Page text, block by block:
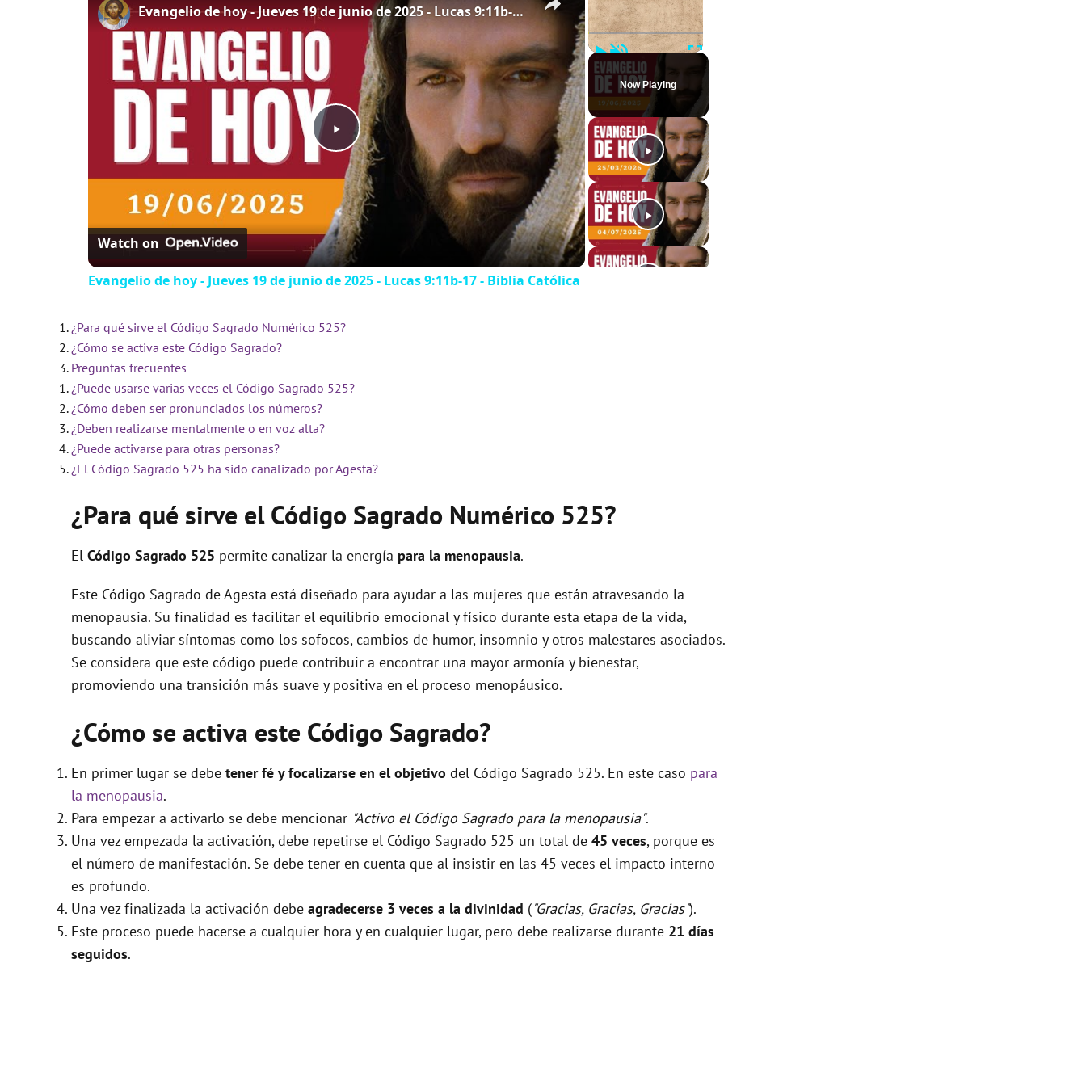
PlayUnmute Fullscreen
Now Playing
P
a
i
Evangelio de hoy - Jueves 19 de junio de 2025 - Lucas 9:11b-17 - Biblia Católica
Watch on
Evangelio de hoy - Jueves 19 de junio de 2025 - Lucas 9:11b-17 - Biblia Católica
¿Para qué sirve el Código Sagrado Numérico 525?
¿Cómo se activa este Código Sagrado?
Preguntas frecuentes
¿Puede usarse varias veces el Código Sagrado 525?
¿Cómo deben ser pronunciados los números?
¿Deben realizarse mentalmente o en voz alta?
¿Puede activarse para otras personas?
¿El Código Sagrado 525 ha sido canalizado por Agesta?
¿Para qué sirve el Código Sagrado Numérico 525?
El Código Sagrado 525 permite canalizar la energía para la menopausia.
Este Código Sagrado de Agesta está diseñado para ayudar a las mujeres que están atravesando la
menopausia. Su finalidad es facilitar el equilibrio emocional y físico durante esta etapa de la vida,
buscando aliviar síntomas como los sofocos, cambios de humor, insomnio y otros malestares asociados.
Se considera que este código puede contribuir a encontrar una mayor armonía y bienestar,
promoviendo una transición más suave y positiva en el proceso menopáusico.
¿Cómo se activa este Código Sagrado?
En primer lugar se debe tener fé y focalizarse en el objetivo del Código Sagrado 525. En este caso para
la menopausia.
Para empezar a activarlo se debe mencionar "Activo el Código Sagrado para la menopausia".
Una vez empezada la activación, debe repetirse el Código Sagrado 525 un total de 45 veces, porque es
el número de manifestación. Se debe tener en cuenta que al insistir en las 45 veces el impacto interno
es profundo.
Una vez finalizada la activación debe agradecerse 3 veces a la divinidad ("Gracias, Gracias, Gracias").
Este proceso puede hacerse a cualquier hora y en cualquier lugar, pero debe realizarse durante 21 días
seguidos.